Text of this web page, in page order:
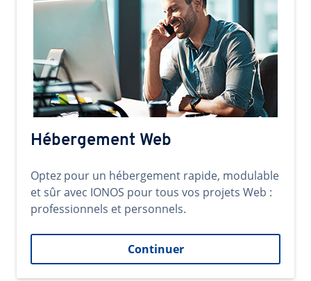
Hébergement Web
Optez pour un hébergement rapide, modulable
et sûr avec IONOS pour tous vos projets Web :
professionnels et personnels.
Continuer